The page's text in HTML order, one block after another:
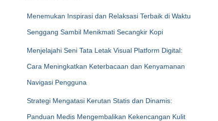
Menemukan Inspirasi dan Relaksasi Terbaik di Waktu
Senggang Sambil Menikmati Secangkir Kopi
Menjelajahi Seni Tata Letak Visual Platform Digital:
Cara Meningkatkan Keterbacaan dan Kenyamanan
Navigasi Pengguna
Strategi Mengatasi Kerutan Statis dan Dinamis:
Panduan Medis Mengembalikan Kekencangan Kulit